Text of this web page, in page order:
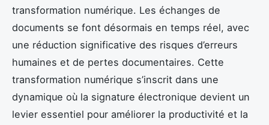
transformation numérique. Les échanges de
documents se font désormais en temps réel, avec
une réduction significative des risques d’erreurs
humaines et de pertes documentaires. Cette
transformation numérique s’inscrit dans une
dynamique où la signature électronique devient un
levier essentiel pour améliorer la productivité et la